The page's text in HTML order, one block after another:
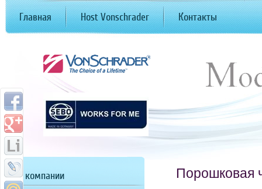
Главная Host Vonschrader Контакты
О компании
Порошковая